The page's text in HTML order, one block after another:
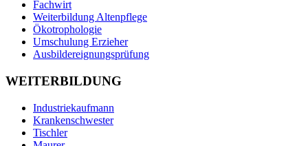
Fachwirt
Weiterbildung Altenpflege
Ökotrophologie
Umschulung Erzieher
Ausbildereignungsprüfung
WEITERBILDUNG
Industriekaufmann
Krankenschwester
Tischler